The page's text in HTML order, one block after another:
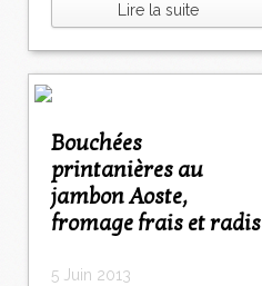
Lire la suite
Bouchées
printanières au
jambon Aoste,
fromage frais et radis
5 Juin 2013